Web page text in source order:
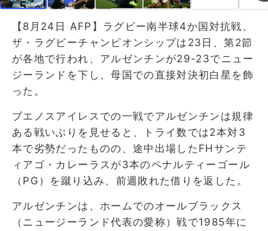
【8月24日 AFP】ラグビー南半球4か国対抗戦、
ザ・ラグビーチャンピオンシップは23日、第2節
が各地で行われ、アルゼンチンが29-23でニュー
ジーランドを下し、母国での直接対決初白星を飾
った。
ブエノスアイレスでの一戦でアルゼンチンは規律
ある戦いぶりを見せると、トライ数では2本対3
本で劣勢だったものの、途中出場したFHサンテ
ィアゴ・カレーラスが3本のペナルティーゴール
（PG）を蹴り込み、前週敗れた借りを返した。
アルゼンチンは、ホームでのオールブラックス
（ニュージーランド代表の愛称）戦で1985年に